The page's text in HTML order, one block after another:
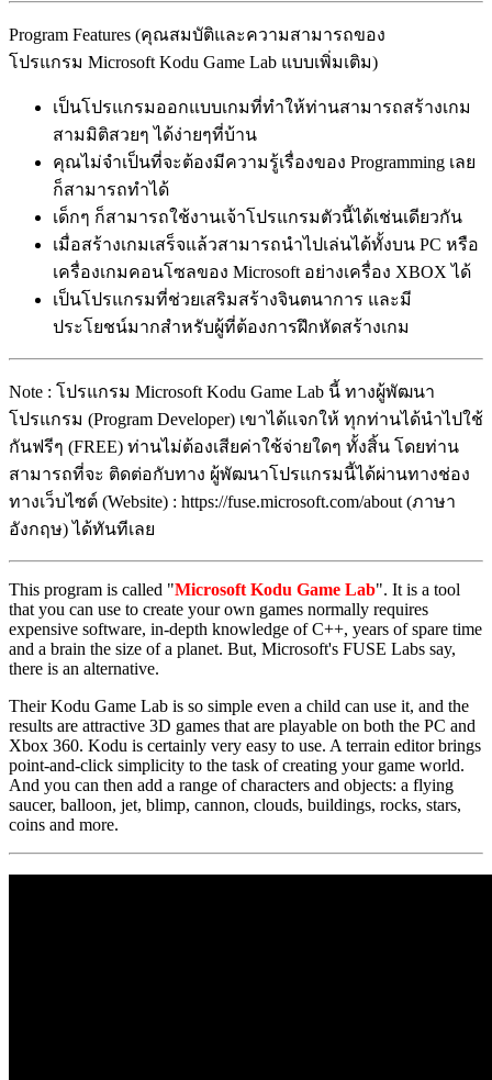
Program Features (คุณสมบัติและความสามารถของ
โปรแกรม Microsoft Kodu Game Lab แบบเพิ่มเติม)
เป็นโปรแกรมออกแบบเกมที่ทำให้ท่านสามารถสร้างเกม
สามมิติสวยๆ ได้ง่ายๆที่บ้าน
คุณไม่จำเป็นที่จะต้องมีความรู้เรื่องของ Programming เลย
ก็สามารถทำได้
เด็กๆ ก็สามารถใช้งานเจ้าโปรแกรมตัวนี้ได้เช่นเดียวกัน
เมื่อสร้างเกมเสร็จแล้วสามารถนำไปเล่นได้ทั้งบน PC หรือ
เครื่องเกมคอนโซลของ Microsoft อย่างเครื่อง XBOX ได้
เป็นโปรแกรมที่ช่วยเสริมสร้างจินตนาการ และมี
ประโยชน์มากสำหรับผู้ที่ต้องการฝึกหัดสร้างเกม
Note : โปรแกรม Microsoft Kodu Game Lab นี้ ทางผู้พัฒนา
โปรแกรม (Program Developer) เขาได้แจกให้ ทุกท่านได้นำไปใช้
กันฟรีๆ (FREE) ท่านไม่ต้องเสียค่าใช้จ่ายใดๆ ทั้งสิ้น โดยท่าน
สามารถที่จะ ติดต่อกับทาง ผู้พัฒนาโปรแกรมนี้ได้ผ่านทางช่อง
ทางเว็บไซต์ (Website) : https://fuse.microsoft.com/about (ภาษา
อังกฤษ) ได้ทันทีเลย
This program is called "Microsoft Kodu Game Lab". It is a tool
that you can use to create your own games normally requires
expensive software, in-depth knowledge of C++, years of spare time
and a brain the size of a planet. But, Microsoft's FUSE Labs say,
there is an alternative.
Their Kodu Game Lab is so simple even a child can use it, and the
results are attractive 3D games that are playable on both the PC and
Xbox 360. Kodu is certainly very easy to use. A terrain editor brings
point-and-click simplicity to the task of creating your game world.
And you can then add a range of characters and objects: a flying
saucer, balloon, jet, blimp, cannon, clouds, buildings, rocks, stars,
coins and more.